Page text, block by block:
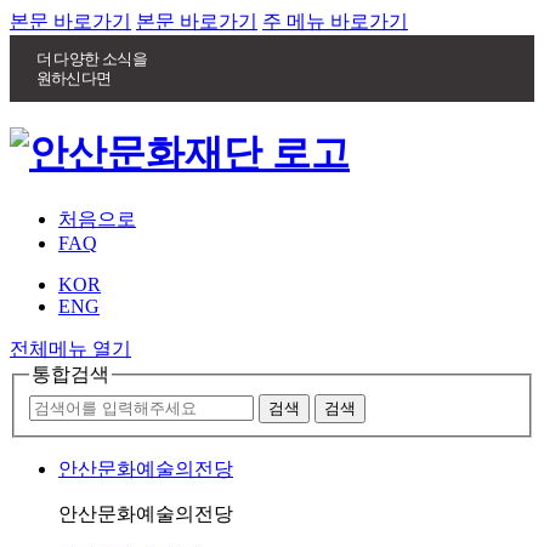
본문 바로가기 본문 바로가기 주 메뉴 바로가기
더 다양한 소식을
원하신다면
처음으로
FAQ
KOR
ENG
전체메뉴 열기
통합검색
안산문화예술의전당
안산문화예술의전당